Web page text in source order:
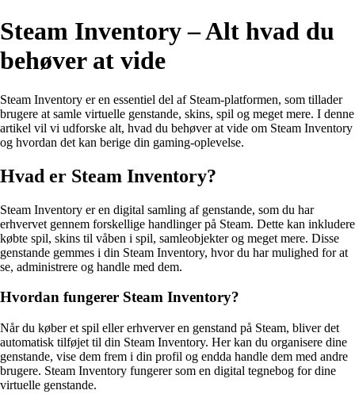
Steam Inventory – Alt hvad du
behøver at vide
Steam Inventory er en essentiel del af Steam-platformen, som tillader
brugere at samle virtuelle genstande, skins, spil og meget mere. I denne
artikel vil vi udforske alt, hvad du behøver at vide om Steam Inventory
og hvordan det kan berige din gaming-oplevelse.
Hvad er Steam Inventory?
Steam Inventory er en digital samling af genstande, som du har
erhvervet gennem forskellige handlinger på Steam. Dette kan inkludere
købte spil, skins til våben i spil, samleobjekter og meget mere. Disse
genstande gemmes i din Steam Inventory, hvor du har mulighed for at
se, administrere og handle med dem.
Hvordan fungerer Steam Inventory?
Når du køber et spil eller erhverver en genstand på Steam, bliver det
automatisk tilføjet til din Steam Inventory. Her kan du organisere dine
genstande, vise dem frem i din profil og endda handle dem med andre
brugere. Steam Inventory fungerer som en digital tegnebog for dine
virtuelle genstande.